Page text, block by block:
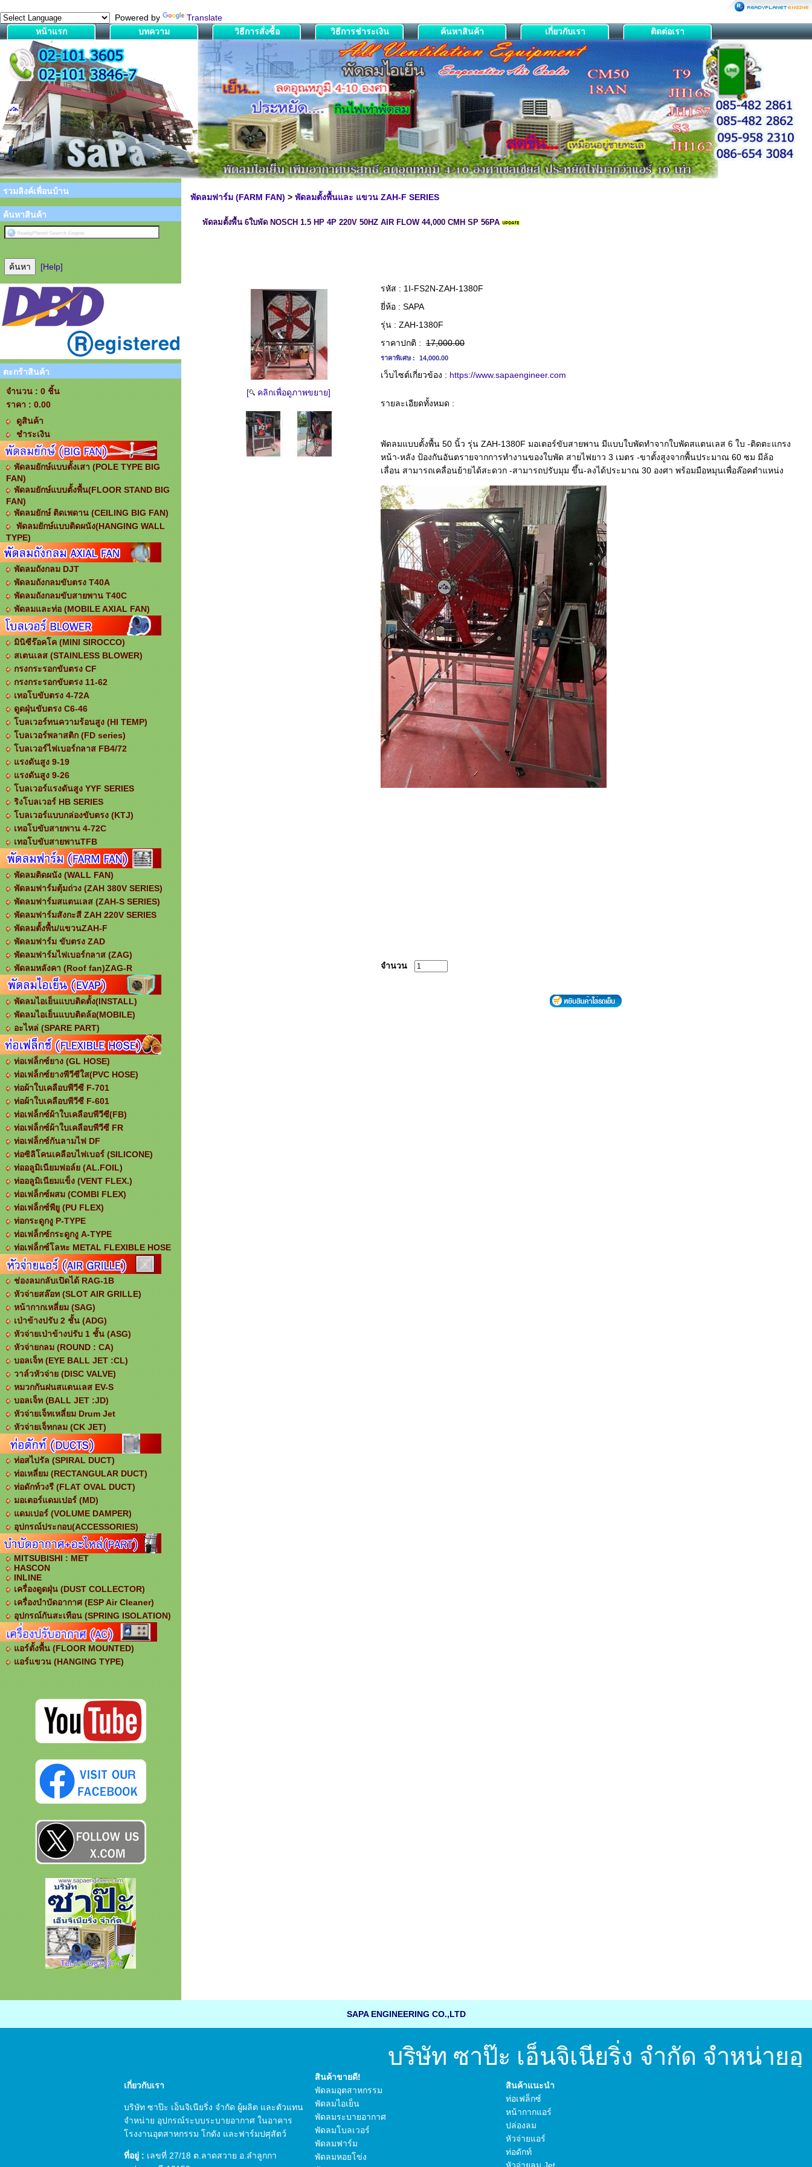
Powered by
Translate
หน้าแรก
บทความ วิธีการสั่งซื้อ วิธีการชำระเงิน ค้นหาสินค้า เกี่ยวกับเรา ติดต่อเรา
รวมลิงค์เพื่อนบ้าน
ค้นหาสินค้า
[Help]
ตะกร้าสินค้า
จำนวน : 0 ชิ้น
ราคา : 0.00
ดูสินค้า
ชำระเงิน
พัดลมยักษ์แบบตั้งเสา (POLE TYPE BIG
FAN)
พัดลมยักษ์แบบตั้งพื้น(FLOOR STAND BIG
FAN)
พัดลมยักษ์ ติดเพดาน (CEILING BIG FAN)
พัดลมยักษ์แบบติดผนัง(HANGING WALL
TYPE)
พัดลมถังกลม DJT
พัดลมถังกลมขับตรง T40A
พัดลมถังกลมขับสายพาน T40C
พัดลมและท่อ (MOBILE AXIAL FAN)
มินิซีร๊อคโค (MINI SIROCCO)
สเตนเลส (STAINLESS BLOWER)
กรงกระรอกขับตรง CF
กรงกระรอกขับตรง 11-62
เทอโบขับตรง 4-72A
ดูดฝุ่นขับตรง C6-46
โบลเวอร์ทนความร้อนสูง (HI TEMP)
โบลเวอร์พลาสติก (FD series)
โบลเวอร์ไฟเบอร์กลาส FB4/72
แรงดันสูง 9-19
แรงดันสูง 9-26
โบลเวอร์แรงดันสูง YYF SERIES
ริงโบลเวอร์ HB SERIES
โบลเวอร์แบบกล่องขับตรง (KTJ)
เทอโบขับสายพาน 4-72C
เทอโบขับสายพานTFB
พัดลมติดผนัง (WALL FAN)
พัดลมฟาร์มตุ้มถ่วง (ZAH 380V SERIES)
พัดลมฟาร์มสแตนเลส (ZAH-S SERIES)
พัดลมฟาร์มสังกะสี ZAH 220V SERIES
พัดลมตั้งพื้น/แขวนZAH-F
พัดลมฟาร์ม ขับตรง ZAD
พัดลมฟาร์มไฟเบอร์กลาส (ZAG)
พัดลมหลังคา (Roof fan)ZAG-R
พัดลมไอเย็นแบบติดตั้ง(INSTALL)
พัดลมไอเย็นแบบติดล้อ(MOBILE)
อะไหล่ (SPARE PART)
ท่อเฟล็กซ์ยาง (GL HOSE)
ท่อเฟล็กซ์ยางพีวีซีใส(PVC HOSE)
ท่อผ้าใบเคลือบพีวีซี F-701
ท่อผ้าใบเคลือบพีวีซี F-601
ท่อเฟล็กซ์ผ้าใบเคลือบพีวีซี(FB)
ท่อเฟล็กซ์ผ้าใบเคลือบพีวีซี FR
ท่อเฟล็กซ์กันลามไฟ DF
ท่อซิลิโคนเคลือบไฟเบอร์ (SILICONE)
ท่ออลูมิเนียมฟอล์ย (AL.FOIL)
ท่ออลูมิเนียมแข็ง (VENT FLEX.)
ท่อเฟล็กซ์ผสม (COMBI FLEX)
ท่อเฟล็กซ์พียู (PU FLEX)
ท่อกระดูกงู P-TYPE
ท่อเฟล็กซ์กระดูกงู A-TYPE
ท่อเฟล็กซ์โลหะ METAL FLEXIBLE HOSE
ช่องลมกลับเปิดได้ RAG-1B
หัวจ่ายสล๊อท (SLOT AIR GRILLE)
หน้ากากเหลี่ยม (SAG)
เป่าข้างปรับ 2 ชั้น (ADG)
หัวจ่ายเป่าข้างปรับ 1 ชั้น (ASG)
หัวจ่ายกลม (ROUND : CA)
บอลเจ็ท (EYE BALL JET :CL)
วาล์วหัวจ่าย (DISC VALVE)
หมวกกันฝนสแตนเลส EV-S
บอลเจ็ท (ฺBALL JET :JD)
หัวจ่ายเจ็ทเหลี่ยม Drum Jet
หัวจ่ายเจ็ทกลม (CK JET)
ท่อสไปรัล (SPIRAL DUCT)
ท่อเหลี่ยม (RECTANGULAR DUCT)
ท่อดักท์วงรี (FLAT OVAL DUCT)
มอเตอร์แดมเปอร์ (MD)
แดมเปอร์ (VOLUME DAMPER)
อุปกรณ์ประกอบ(ACCESSORIES)
MITSUBISHI : MET
HASCON
INLINE
เครื่องดูดฝุ่น (DUST COLLECTOR)
เครื่องบำบัดอากาศ (ESP Air Cleaner)
อุปกรณ์กันสะเทือน (SPRING ISOLATION)
แอร์ตั้งพื้น (FLOOR MOUNTED)
แอร์แขวน (HANGING TYPE)
พัดลมฟาร์ม (FARM FAN) > พัดลมตั้งพื้นและ แขวน ZAH-F SERIES
พัดลมตั้งพื้น 6ใบพัด NOSCH 1.5 HP 4P 220V 50HZ AIR FLOW 44,000 CMH SP 56PA
[ คลิกเพื่อดูภาพขยาย]
รหัส : 1I-FS2N-ZAH-1380F
ยี่ห้อ : SAPA
รุ่น : ZAH-1380F
ราคาปกติ : 17,000.00
ราคาพิเศษ : 14,000.00
เว็บไซต์เกี่ยวข้อง : https://www.sapaengineer.com
รายละเอียดทั้งหมด :
พัดลมแบบตั้งพื้น 50 นิ้ว รุ่น ZAH-1380F มอเตอร์ขับสายพาน มีแบบใบพัดทำจากใบพัดสแตนเลส 6 ใบ -ติดตะแกรง
หน้า-หลัง ป้องกันอันตรายจากการทำงานของใบพัด สายไฟยาว 3 เมตร -ขาตั้งสูงจากพื้นประมาณ 60 ซม มีล้อ
เลื่อน สามารถเคลื่อนย้ายได้สะดวก -สามารถปรับมุม ขึ้น-ลงได้ประมาณ 30 องศา พร้อมมือหมุนเพื่อล๊อคตำแหน่ง
จำนวน
SAPA ENGINEERING CO.,LTD
บริษัท ซาป๊ะ เอ็นจิเนียริ่ง จำกัด จำหน่ายอุป
เกี่ยวกับเรา
บริษัท ซาป๊ะ เอ็นจิเนียริ่ง จำกัด ผู้ผลิต และตัวแทน
จำหน่าย อุปกรณ์ระบบระบายอากาศ ในอาคาร
โรงงานอุตสาหกรรม โกดัง และฟาร์มปศุสัตว์
ที่อยู่ : เลขที่ 27/18 ต.ลาดสวาย อ.ลำลูกกา
สินค้าขายดี!
พัดลมอุตสาหกรรม
พัดลมไอเย็น
พัดลมระบายอากาศ
พัดลมโบลเวอร์
พัดลมฟาร์ม
พัดลมหอยโข่ง
สินค้าแนะนำ
ท่อเฟล็กซ์
หน้ากากแอร์
ปล่องลม
หัวจ่ายแอร์
ท่อดักท์